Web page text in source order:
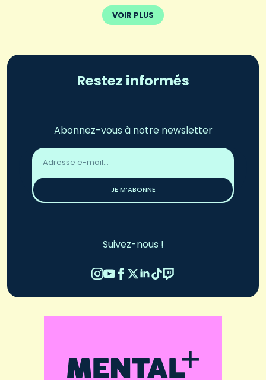
VOIR PLUS
Restez informés
Abonnez-vous à notre newsletter
Adresse
email
JE M’ABONNE
Suivez-nous !